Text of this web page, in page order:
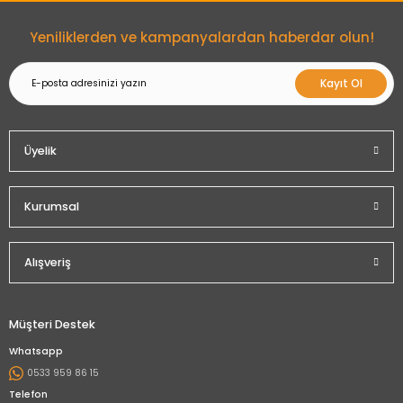
Yeniliklerden ve kampanyalardan haberdar olun!
Kayıt Ol
Üyelik
Kurumsal
Alışveriş
Müşteri Destek
Whatsapp
0533 959 86 15
Telefon